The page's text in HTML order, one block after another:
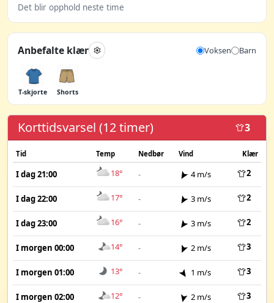
Det blir opphold neste time
Anbefalte klær Voksen Barn
T-skjorte Shorts
Korttidsvarsel (12 timer) 3
Tid Temp Nedbør Vind Klær
I dag 21:00 18° - 4 m/s 2
I dag 22:00 17° - 3 m/s 2
I dag 23:00 16° - 3 m/s 2
I morgen 00:00 14° - 2 m/s 3
I morgen 01:00 13° - 1 m/s 3
I morgen 02:00 12° - 2 m/s 3